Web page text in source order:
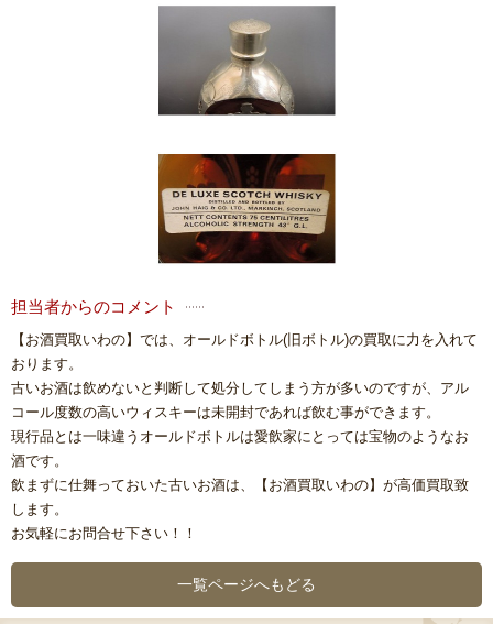
担当者からのコメント
【お酒買取いわの】では、オールドボトル(旧ボトル)の買取に力を入れて
おります。
古いお酒は飲めないと判断して処分してしまう方が多いのですが、アル
コール度数の高いウィスキーは未開封であれば飲む事ができます。
現行品とは一味違うオールドボトルは愛飲家にとっては宝物のようなお
酒です。
飲まずに仕舞っておいた古いお酒は、【お酒買取いわの】が高価買取致
します。
お気軽にお問合せ下さい！！
一覧ページへもどる